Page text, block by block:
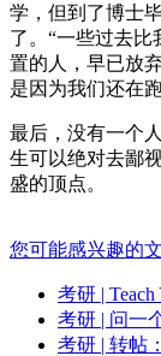
学，但到了博士
了。“一些过去
置的人，早已放
是因为我们还在
最后，没有一个
生可以绝对去鄙
盛的顶点。
您可能感兴趣的
考研 |
考研 | 问一
考研 | 转帖